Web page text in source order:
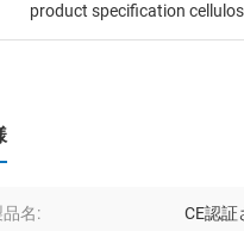
product specification
品名:
CE認証